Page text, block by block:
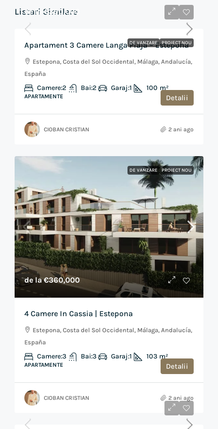
Listari Similare
DE VANZARE PROIECT NOU
de la€390,000
Apartament 3 Camere Langa Plaja – Estepona
Estepona, Costa del Sol Occidental, Málaga, Andalucía,
España
Camere:2 Bai:2 Garaj:1 100 m²
APARTAMENTE Detalii
CIOBAN CRISTIAN 2 ani ago
DE VANZARE PROIECT NOU
de la€360,000
4 Camere In Cassia | Estepona
Estepona, Costa del Sol Occidental, Málaga, Andalucía,
España
Camere:3 Bai:3 Garaj:1 103 m²
APARTAMENTE Detalii
CIOBAN CRISTIAN 2 ani ago
de la